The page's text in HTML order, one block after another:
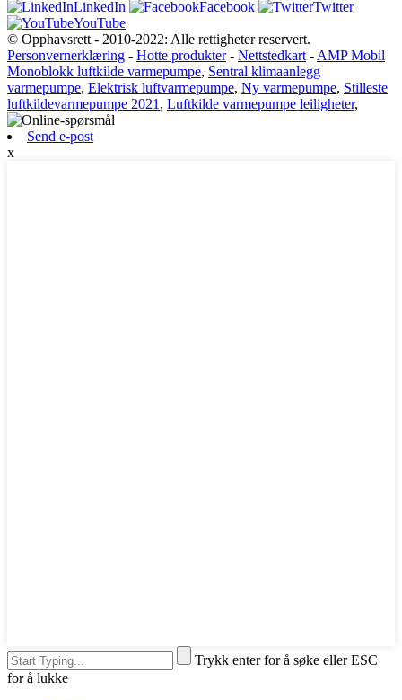
LinkedIn Facebook
Twitter
YouTube
© Opphavsrett - 2010-2022: Alle rettigheter reservert.
Personvernerklæring - Hotte produkter- Nettstedkart - AMP Mobil
Monoblokk luftkilde varmepumpe, Sentral klimaanlegg
varmepumpe, Elektrisk luftvarmepumpe, Ny varmepumpe, Stilleste
luftkildevarmepumpe 2021 , Luftkilde varmepumpe leiligheter,
Send e-post
x
Trykk enter for å søke eller ESC
for å lukke